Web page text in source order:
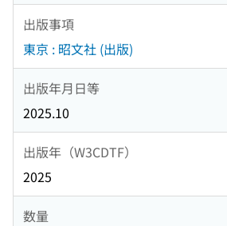
出版事項
東京 : 昭文社 (出版)
出版年月日等
2025.10
出版年（W3CDTF）
2025
数量